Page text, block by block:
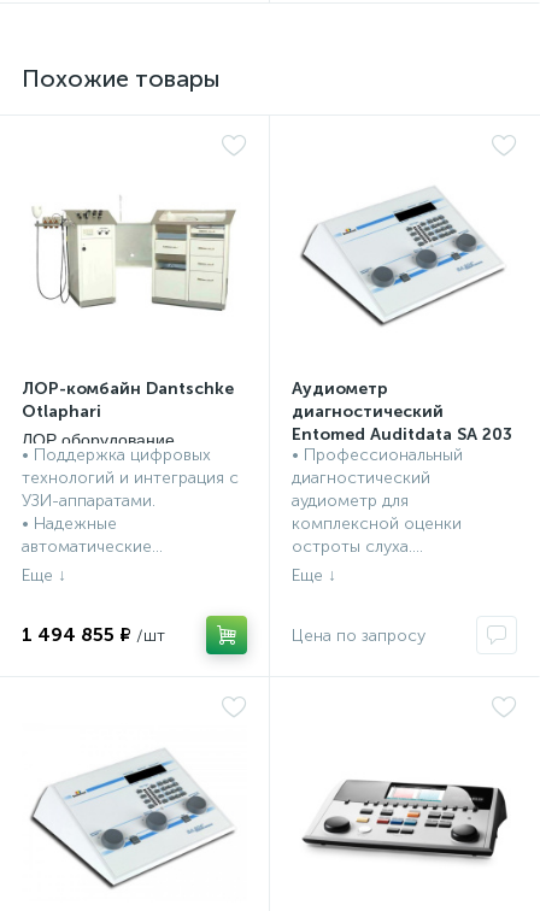
Похожие товары
ЛОР-комбайн Dantschke
Otlaphari
ЛОР оборудование,
инструменты
• Поддержка цифровых
технологий и интеграция с
УЗИ-аппаратами.
• Надежные
автоматические...
1 494 855 ₽
Аудиометр
диагностический
Entomed Auditdata SA 203
ЛОР оборудование,
инструменты
• Профессиональный
диагностический
аудиометр для
комплексной оценки
остроты слуха....